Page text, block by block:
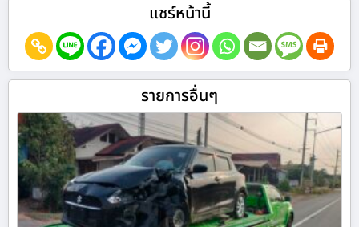
แชร์หน้านี้
รายการอื่นๆ